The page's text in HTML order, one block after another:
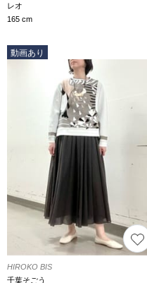
レオ
165 cm
動画あり
HIROKO BIS
千葉そごう